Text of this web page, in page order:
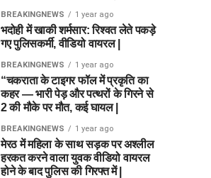
BREAKINGNEWS 1 year ago
भदोही में खाकी शर्मसार: रिश्वत लेते पकड़े
गए पुलिसकर्मी, वीडियो वायरल |
BREAKINGNEWS 1 year ago
“चकराता के टाइगर फॉल में प्रकृति का
कहर — भारी पेड़ और पत्थरों के गिरने से
2 की मौके पर मौत, कई घायल |
BREAKINGNEWS 1 year ago
मेरठ में महिला के साथ सड़क पर अश्लील
हरकत करने वाला युवक वीडियो वायरल
होने के बाद पुलिस की गिरफ्त में |